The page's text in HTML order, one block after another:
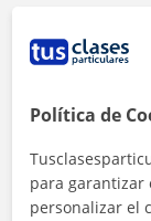
Contacta
Tarifa
1ª clase
Política de
para garantizar
personalizar el